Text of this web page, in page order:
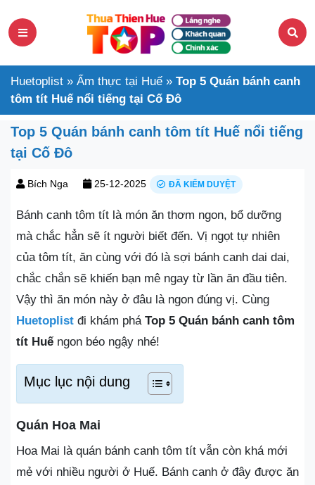
Huetoplist » Ẩm thực tại Huế » Top 5 Quán bánh canh
tôm tít Huế nổi tiếng tại Cố Đô
Top 5 Quán bánh canh tôm tít Huế nổi tiếng
tại Cố Đô
Bích Nga 25-12-2025 ĐÃ KIỂM DUYỆT
Bánh canh tôm tít là món ăn thơm ngon, bổ dưỡng
mà chắc hẳn sẽ ít người biết đến. Vị ngọt tự nhiên
của tôm tít, ăn cùng với đó là sợi bánh canh dai dai,
chắc chắn sẽ khiến bạn mê ngay từ lần ăn đầu tiên.
Vậy thì ăn món này ở đâu là ngon đúng vị. Cùng
Huetoplist đi khám phá Top 5 Quán bánh canh tôm
tít Huếngon béo ngậy nhé!
Mục lục nội dung
Quán Hoa Mai
Hoa Mai là quán bánh canh tôm tít vẫn còn khá mới
mẻ với nhiều người ở Huế. Bánh canh ở đây được ăn